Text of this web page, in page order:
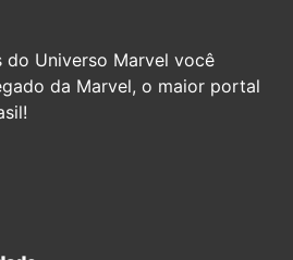
do Universo Marvel você
da Marvel, o maior portal